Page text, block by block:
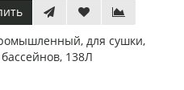
, для сушки,
бассейнов, 138Л